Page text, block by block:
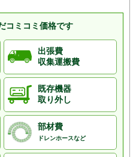
コミコミ価格です
出張費
収集運搬費
既存機器
取り外し
部材費
ドレンホースなど